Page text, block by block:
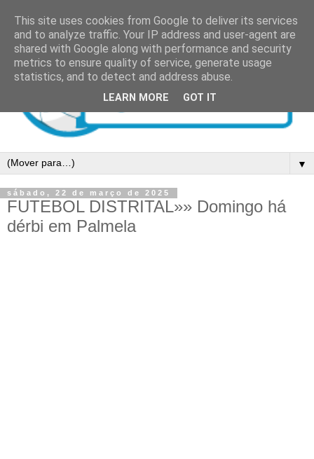
▼
sábado, 22 de março de 2025
FUTEBOL DISTRITAL»» Domingo há
dérbi em Palmela
This site uses cookies from Google to deliver its services
and to analyze traffic. Your IP address and user-agent are
shared with Google along with performance and security
metrics to ensure quality of service, generate usage
statistics, and to detect and address abuse.
LEARN MORE GOT IT